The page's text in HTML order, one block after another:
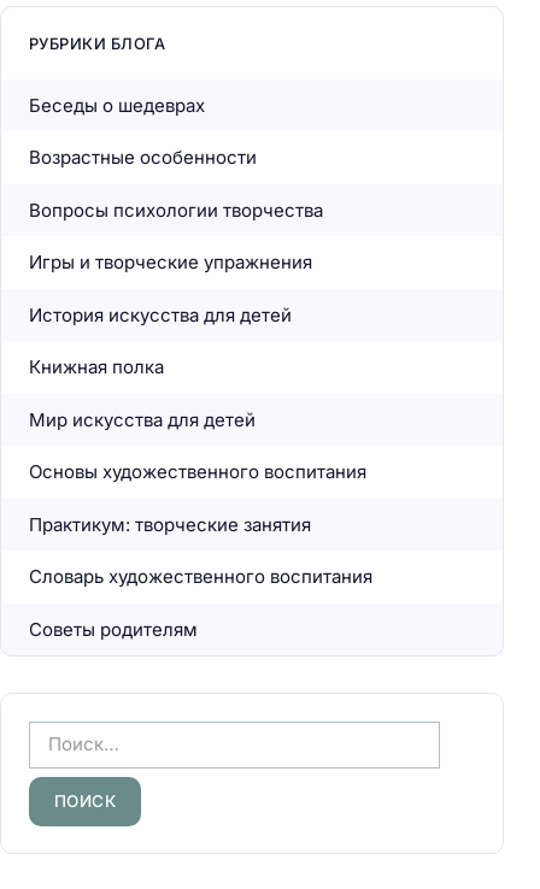
РУБРИКИ БЛОГА
Беседы о шедеврах
Возрастные особенности
Вопросы психологии творчества
Игры и творческие упражнения
История искусства для детей
Книжная полка
Мир искусства для детей
Основы художественного воспитания
Практикум: творческие занятия
Словарь художественного воспитания
Советы родителям
а
й
т
и